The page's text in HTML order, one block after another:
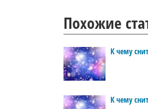
Похожие
К чему
К чему